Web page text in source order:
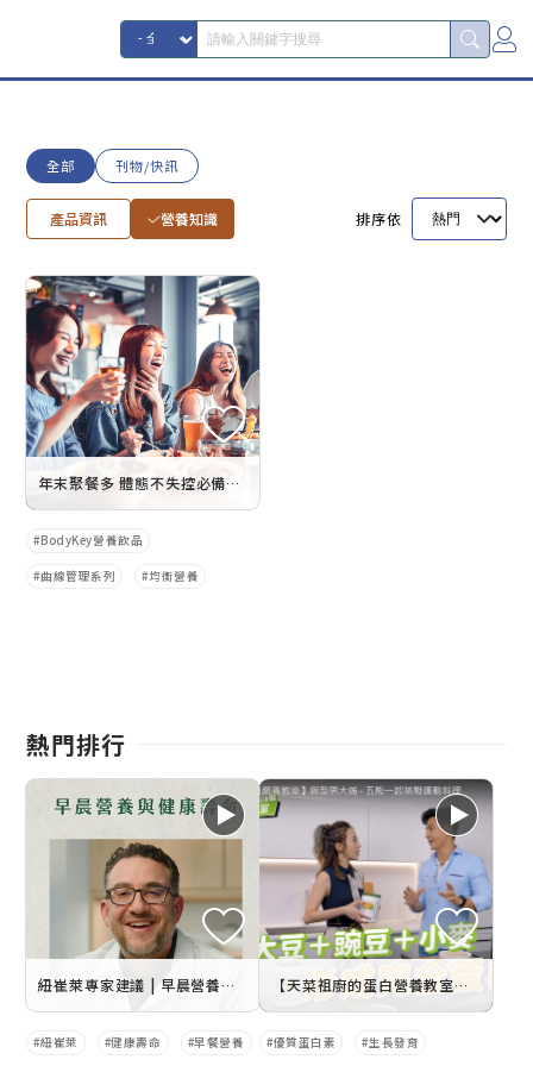
全部 刊物/快訊
產品資訊 營養知識 排序依
年末聚餐多 體態不失控必備神器
BodyKey營養飲品
曲線管理系列 均衡營養
熱門排行
紐崔萊專家建議 | 早晨營養與健康壽命
紐崔萊 健康壽命 早餐營養
【天菜祖廚的蛋白營養教室】與型男大姊 - 五熊一起挑戰運動料理
優質蛋白素 生長發育